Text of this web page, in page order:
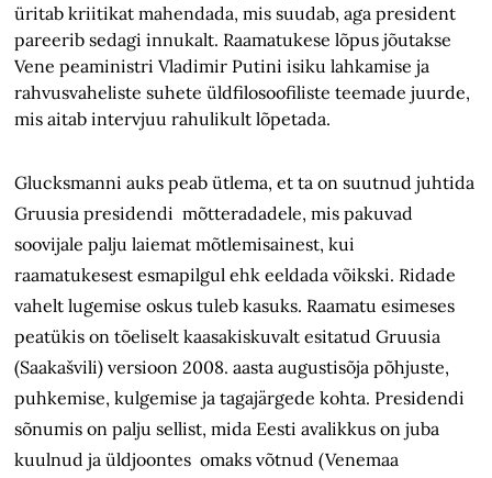
üritab kriitikat mahendada, mis suudab, aga president
pareerib sedagi innukalt. Raamatukese lõpus jõutakse
Vene peaministri Vladimir Putini isiku lahkamise ja
rahvusvaheliste suhete üldfilosoofiliste teemade juurde,
mis aitab intervjuu rahulikult lõpetada.
Glucksmanni auks peab ütlema, et ta on suutnud juhtida
Gruusia presidendi mõtteradadele, mis pakuvad
soovijale palju laiemat mõtlemisainest, kui
raamatukesest esmapilgul ehk eeldada võikski. Ridade
vahelt lugemise oskus tuleb kasuks. Raamatu esimeses
peatükis on tõeliselt kaasakiskuvalt esitatud Gruusia
(Saakašvili) versioon 2008. aasta augustisõja põhjuste,
puhkemise, kulgemise ja tagajärgede kohta. Presidendi
sõnumis on palju sellist, mida Eesti avalikkus on juba
kuulnud ja üldjoontes omaks võtnud (Venemaa